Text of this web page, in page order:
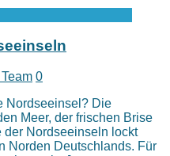
0
Nordseeinsel? Die
Meer, der frischen Brise
Nordseeinseln lockt
Norden Deutschlands. Für